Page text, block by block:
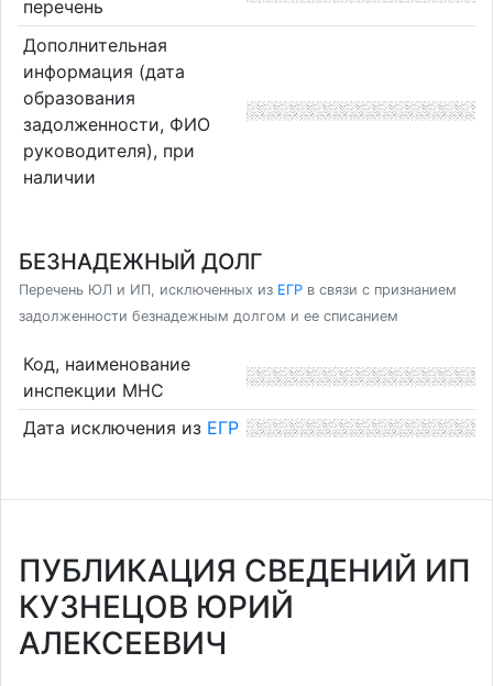
перечень
Дополнительная
информация (дата
образования
задолженности, ФИО
руководителя), при
наличии
БЕЗНАДЕЖНЫЙ ДОЛГ
Перечень ЮЛ и ИП, исключенных из ЕГР в связи с признанием
задолженности безнадежным долгом и ее списанием
Код, наименование
инспекции МНС
Дата исключения из ЕГР
ПУБЛИКАЦИЯ СВЕДЕНИЙ ИП
КУЗНЕЦОВ ЮРИЙ
АЛЕКСЕЕВИЧ